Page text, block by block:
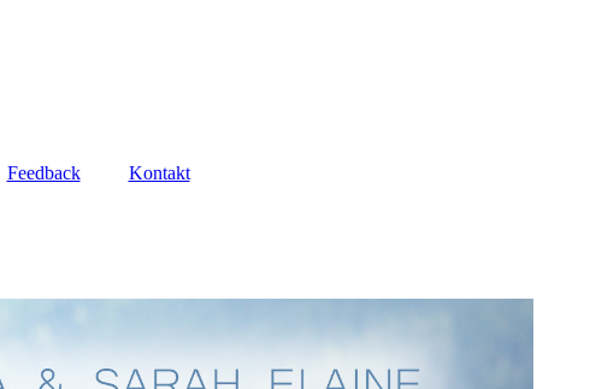
Feedback Kontakt